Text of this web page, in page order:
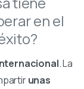
en el
. La
unas